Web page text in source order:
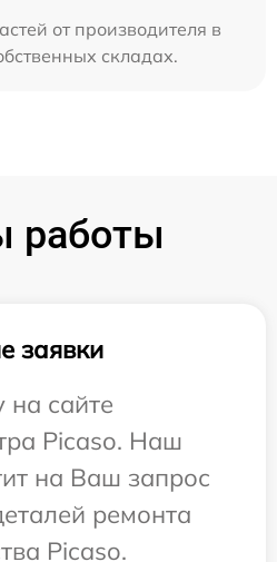
от производителя в
складах.
работы
заявки
на сайте
Picaso. Наш
на Ваш запрос
ремонта
Picaso.